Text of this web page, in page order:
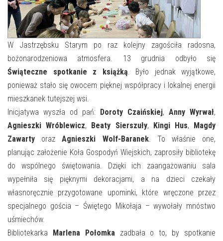
WYDARZYŁO SIĘ
STREFA KOLORU
FORMY STAŁE
NASZE FILIE
WYDARZENIA KULTURALNE
FOTO
E-INFORMATOR
O NAS
W Jastrzębsku Starym po raz kolejny zagościła radosna,
bożonarodzeniowa atmosfera. 13 grudnia odbyło się
Świąteczne spotkanie z książką. Było jednak wyjątkowe,
ponieważ stało się owocem pięknej współpracy i lokalnej energii
mieszkanek tutejszej wsi.
Inicjatywa wyszła od pań: Doroty Czaińskiej, Anny Wyrwał,
Agnieszki Wróblewicz, Beaty Sierszuły, Kingi Hus, Magdy
Zawarty orazAgnieszki Wolf-Baranek. To właśnie one,
planując założenie Koła Gospodyń Wiejskich, zaprosiły bibliotekę
do wspólnego świętowania. Dzięki ich zaangażowaniu sala
wypełniła się pięknymi dekoracjami, a na dzieci czekały
własnoręcznie przygotowane upominki, które wręczone przez
specjalnego gościa – Świętego Mikołaja – wywołały mnóstwo
uśmiechów.
Bibliotekarka Marlena Połomkazadbała o to, by spotkanie